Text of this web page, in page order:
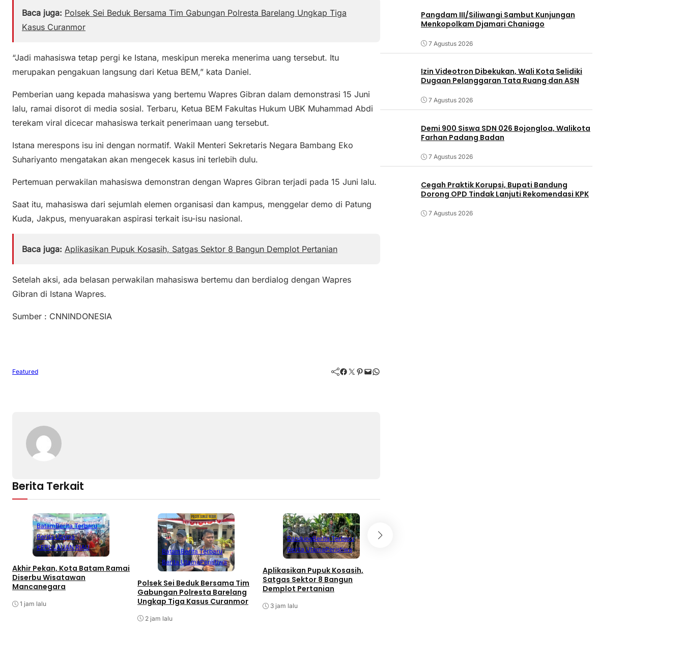
Baca juga: Polsek Sei Beduk Bersama Tim Gabungan Polresta Barelang Ungkap Tiga
Kasus Curanmor
“Jadi mahasiswa tetap pergi ke Istana, meskipun mereka menerima uang tersebut. Itu
merupakan pengakuan langsung dari Ketua BEM,” kata Daniel.
Pemberian uang kepada mahasiswa yang bertemu Wapres Gibran dalam demonstrasi 15 Juni
lalu, ramai disorot di media sosial. Terbaru, Ketua BEM Fakultas Hukum UBK Muhammad Abdi
terekam viral dicecar mahasiswa terkait penerimaan uang tersebut.
Istana merespons isu ini dengan normatif. Wakil Menteri Sekretaris Negara Bambang Eko
Suhariyanto mengatakan akan mengecek kasus ini terlebih dulu.
Pertemuan perwakilan mahasiswa demonstran dengan Wapres Gibran terjadi pada 15 Juni lalu.
Saat itu, mahasiswa dari sejumlah elemen organisasi dan kampus, menggelar demo di Patung
Kuda, Jakpus, menyuarakan aspirasi terkait isu-isu nasional.
Baca juga: Aplikasikan Pupuk Kosasih, Satgas Sektor 8 Bangun Demplot Pertanian
Setelah aksi, ada belasan perwakilan mahasiswa bertemu dan berdialog dengan Wapres
Gibran di Istana Wapres.
Sumber : CNNINDONESIA
Featured Facebook Twitter Pinterest Mail WhatsApp
Berita Terkait
BatamBerita Terbaru
Berita Utama
KEPULAUAN RIAU
Akhir Pekan, Kota Batam Ramai
Diserbu Wisatawan
Mancanegara
1 jam lalu
BatamBerita Terbaru
Berita UtamaPeristiwa
Polsek Sei Beduk Bersama Tim
Gabungan Polresta Barelang
Ungkap Tiga Kasus Curanmor
2 jam lalu
BandungBerita Terbaru
Berita UtamaPeristiwa
Aplikasikan Pupuk Kosasih,
Satgas Sektor 8 Bangun
Demplot Pertanian
3 jam lalu
Pangdam III/Siliwangi Sambut Kunjungan
Menkopolkam Djamari Chaniago
7 Agustus 2026
Izin Videotron Dibekukan, Wali Kota Selidiki
Dugaan Pelanggaran Tata Ruang dan ASN
7 Agustus 2026
Demi 900 Siswa SDN 026 Bojongloa, Walikota
Farhan Padang Badan
7 Agustus 2026
Cegah Praktik Korupsi, Bupati Bandung
Dorong OPD Tindak Lanjuti Rekomendasi KPK
7 Agustus 2026